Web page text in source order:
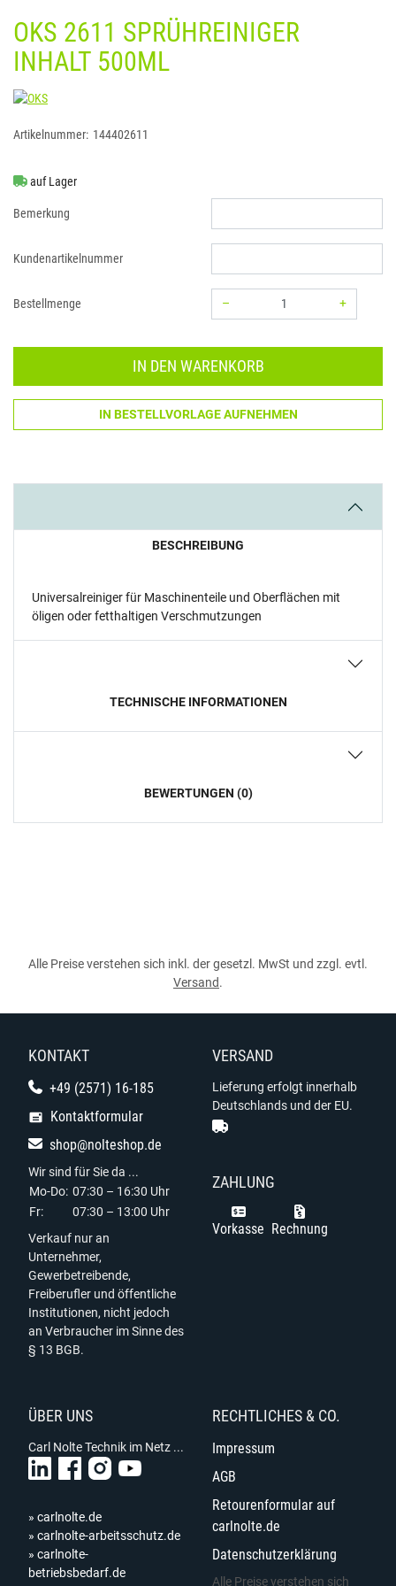
OKS 2611 SPRÜHREINIGER
INHALT 500ML
OKS
Artikelnummer: 144402611
auf Lager
Bemerkung
Kundenartikelnummer
Bestellmenge –
+
IN DEN WARENKORB
IN BESTELLVORLAGE AUFNEHMEN
BESCHREIBUNG
Universalreiniger für Maschinenteile und Oberflächen mit
öligen oder fetthaltigen Verschmutzungen
TECHNISCHE INFORMATIONEN
BEWERTUNGEN (0)
Alle Preise verstehen sich inkl. der gesetzl. MwSt und zzgl. evtl.
Versand.
KONTAKT
+49 (2571) 16-185
Kontaktformular
shop@nolteshop.de
Wir sind für Sie da ...
Mo-Do: 07:30 – 16:30 Uhr
Fr:
07:30 – 13:00 Uhr
Verkauf nur an
Unternehmer,
Gewerbetreibende,
Freiberufler und öffentliche
Institutionen, nicht jedoch
an Verbraucher im Sinne des
§ 13 BGB.
VERSAND
Lieferung erfolgt innerhalb
Deutschlands und der EU.
ZAHLUNG
Vorkasse Rechnung
ÜBER UNS
Carl Nolte Technik im Netz ...
» carlnolte.de
» carlnolte-arbeitsschutz.de
» carlnolte-
betriebsbedarf.de
RECHTLICHES & CO.
Impressum
AGB
Retourenformular auf
carlnolte.de
Datenschutzerklärung
Alle Preise verstehen sich